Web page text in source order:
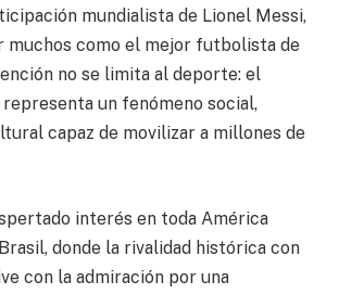
mundialista de Lionel Messi,
muchos como el mejor futbolista de
no se limita al deporte: el
un fenómeno social,
capaz de movilizar a millones de
interés en toda América
donde la rivalidad histórica con
con la admiración por una